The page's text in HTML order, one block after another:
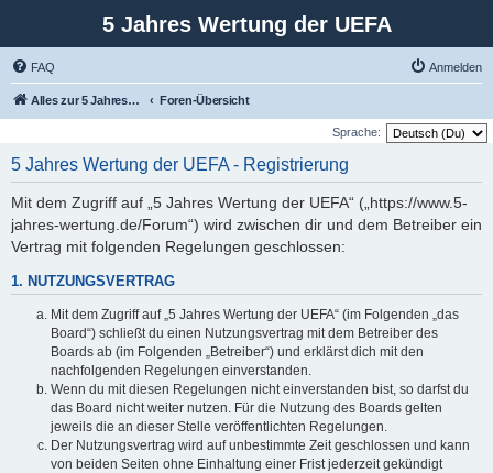
5 Jahres Wertung der UEFA
FAQ Anmelden
Alles zur 5 Jahreswertung / Tabelle der UEFA mit vielen Statistiken. Foren-Übersicht
Sprache:
5 Jahres Wertung der UEFA - Registrierung
Mit dem Zugriff auf „5 Jahres Wertung der UEFA“ („https://www.5-
jahres-wertung.de/Forum“) wird zwischen dir und dem Betreiber ein
Vertrag mit folgenden Regelungen geschlossen:
1. NUTZUNGSVERTRAG
Mit dem Zugriff auf „5 Jahres Wertung der UEFA“ (im Folgenden „das
Board“) schließt du einen Nutzungsvertrag mit dem Betreiber des
Boards ab (im Folgenden „Betreiber“) und erklärst dich mit den
nachfolgenden Regelungen einverstanden.
Wenn du mit diesen Regelungen nicht einverstanden bist, so darfst du
das Board nicht weiter nutzen. Für die Nutzung des Boards gelten
jeweils die an dieser Stelle veröffentlichten Regelungen.
Der Nutzungsvertrag wird auf unbestimmte Zeit geschlossen und kann
von beiden Seiten ohne Einhaltung einer Frist jederzeit gekündigt